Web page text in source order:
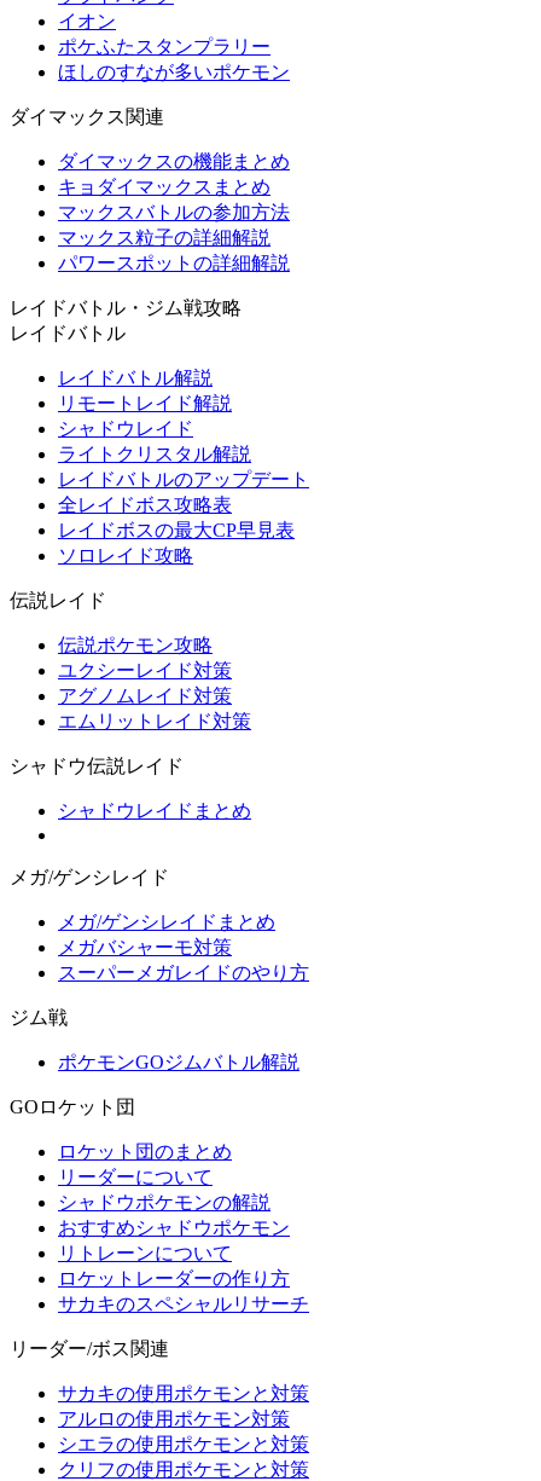
イオン
ポケふたスタンプラリー
ほしのすなが多いポケモン
ダイマックス関連
ダイマックスの機能まとめ
キョダイマックスまとめ
マックスバトルの参加方法
マックス粒子の詳細解説
パワースポットの詳細解説
レイドバトル・ジム戦攻略
レイドバトル
レイドバトル解説
リモートレイド解説
シャドウレイド
ライトクリスタル解説
レイドバトルのアップデート
全レイドボス攻略表
レイドボスの最大CP早見表
ソロレイド攻略
伝説レイド
伝説ポケモン攻略
ユクシーレイド対策
アグノムレイド対策
エムリットレイド対策
シャドウ伝説レイド
シャドウレイドまとめ
メガ/ゲンシレイド
メガ/ゲンシレイドまとめ
メガバシャーモ対策
スーパーメガレイドのやり方
ジム戦
ポケモンGOジムバトル解説
GOロケット団
ロケット団のまとめ
リーダーについて
シャドウポケモンの解説
おすすめシャドウポケモン
リトレーンについて
ロケットレーダーの作り方
サカキのスペシャルリサーチ
リーダー/ボス関連
サカキの使用ポケモンと対策
アルロの使用ポケモン対策
シエラの使用ポケモンと対策
クリフの使用ポケモンと対策